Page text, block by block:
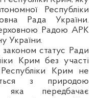
Республіки
Рада України.
Радою АРК
України.
законом статус Ради
Крим без участі
Крим не
з природою
яка передбачає